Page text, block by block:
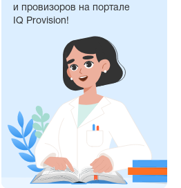
и провизоров на портале
IQ Provision!